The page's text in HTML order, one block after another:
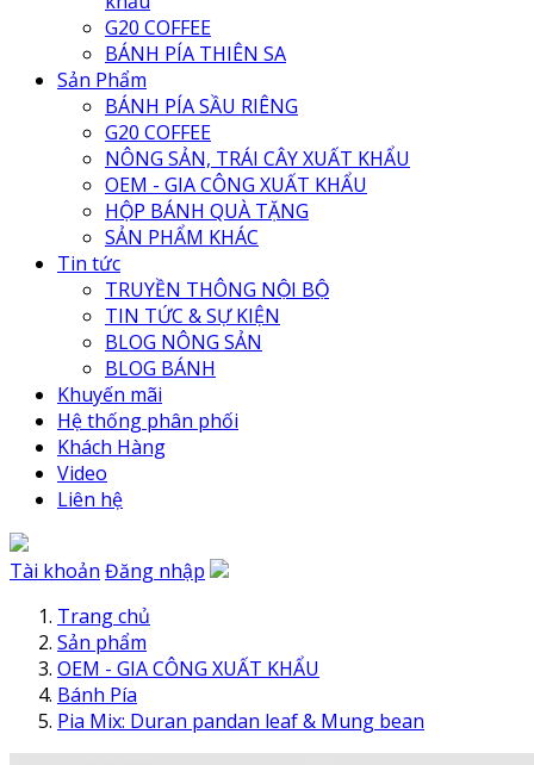
G20 COFFEE
BÁNH PÍA THIÊN SA
Sản Phẩm
BÁNH PÍA SẦU RIÊNG
G20 COFFEE
NÔNG SẢN, TRÁI CÂY XUẤT KHẨU
OEM - GIA CÔNG XUẤT KHẨU
HỘP BÁNH QUÀ TẶNG
SẢN PHẨM KHÁC
Tin tức
TRUYỀN THÔNG NỘI BỘ
TIN TỨC & SỰ KIỆN
BLOG NÔNG SẢN
BLOG BÁNH
Khuyến mãi
Hệ thống phân phối
Khách Hàng
Video
Liên hệ
Tài khoản Đăng nhập
Trang chủ
Sản phẩm
OEM - GIA CÔNG XUẤT KHẨU
Bánh Pía
Pia Mix: Duran pandan leaf & Mung bean